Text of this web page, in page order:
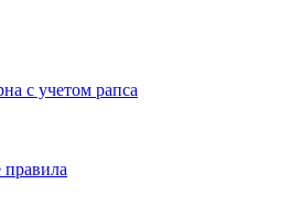
с учетом рапса